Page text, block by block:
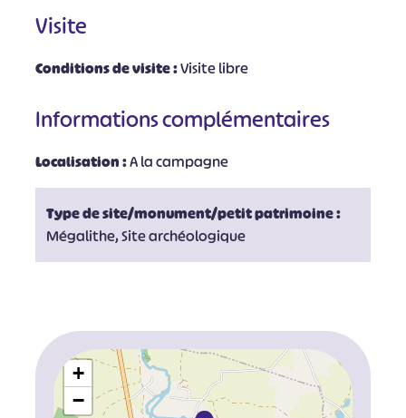
Visite
Conditions de visite :Visite libre
Informations complémentaires
Localisation :A la campagne
Type de site/monument/petit patrimoine :
Mégalithe, Site archéologique
+
−